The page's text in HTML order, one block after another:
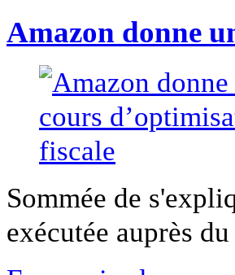
Amazon donne
Sommée de
exécutée auprès